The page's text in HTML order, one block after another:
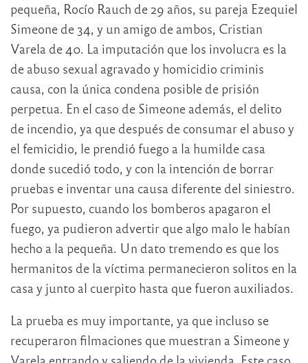
pequeña, Rocío Rauch de 29 años, su pareja Ezequiel
Simeone de 34, y un amigo de ambos, Cristian
Varela de 40. La imputación que los involucra es la
de abuso sexual agravado y homicidio criminis
causa, con la única condena posible de prisión
perpetua. En el caso de Simeone además, el delito
de incendio, ya que después de consumar el abuso y
el femicidio, le prendió fuego a la humilde casa
donde sucedió todo, y con la intención de borrar
pruebas e inventar una causa diferente del siniestro.
Por supuesto, cuando los bomberos apagaron el
fuego, ya pudieron advertir que algo malo le habían
hecho a la pequeña. Un dato tremendo es que los
hermanitos de la víctima permanecieron solitos en la
casa y junto al cuerpito hasta que fueron auxiliados.
La prueba es muy importante, ya que incluso se
recuperaron filmaciones que muestran a Simeone y